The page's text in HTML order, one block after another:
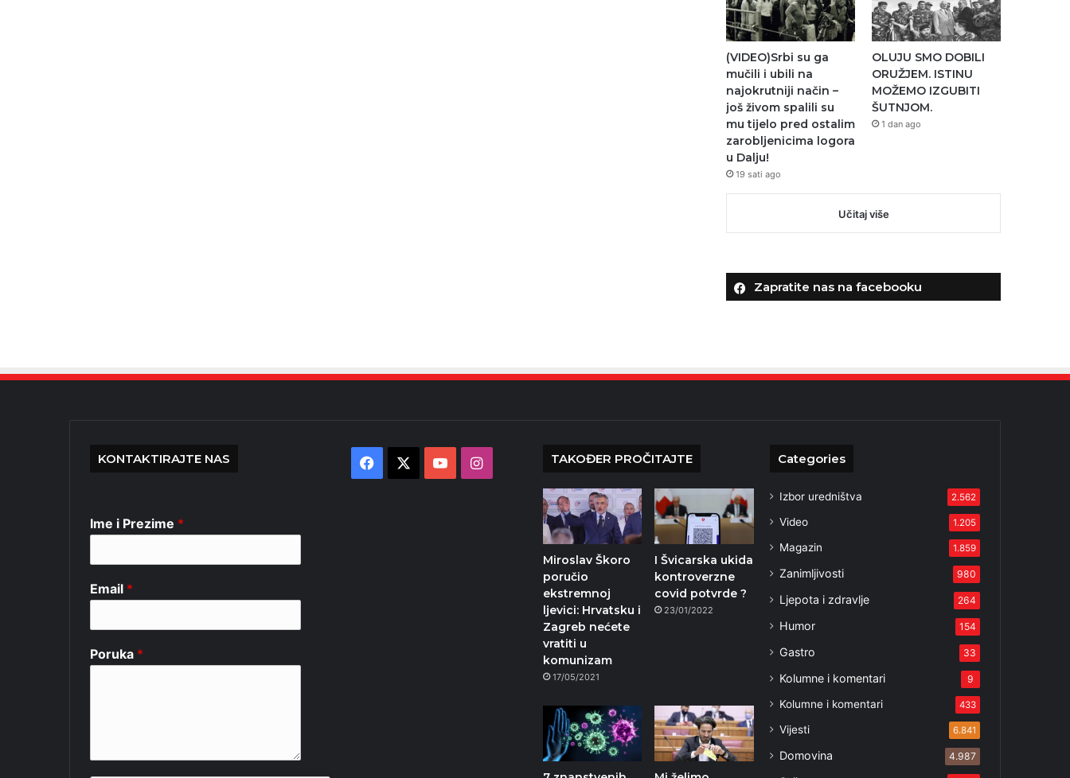
(VIDEO)Srbi su ga
mučili i ubili na
najokrutniji način –
još živom spalili su
mu tijelo pred ostalim
zarobljenicima logora
u Dalju!
19 sati ago
OLUJU SMO DOBILI
ORUŽJEM. ISTINU
MOŽEMO IZGUBITI
ŠUTNJOM.
1 dan ago
Učitaj više
Zapratite nas na facebooku
KONTAKTIRAJTE NAS
Ime i Prezime *
Email *
Poruka *
Facebook YouTubeInstagram TAKOĐER PROČITAJTE
Miroslav Škoro
poručio
ekstremnoj
ljevici: Hrvatsku i
Zagreb nećete
vratiti u
komunizam
17/05/2021
I Švicarska ukida
kontroverzne
covid potvrde ?
23/01/2022
Categories
Izbor uredništva 2.562
Video 1.205
Magazin 1.859
Zanimljivosti 980
Ljepota i zdravlje 264
Humor 154
Gastro 33
Kolumne i komentari 9
Kolumne i komentari 433
Vijesti 6.841
Domovina 4.987